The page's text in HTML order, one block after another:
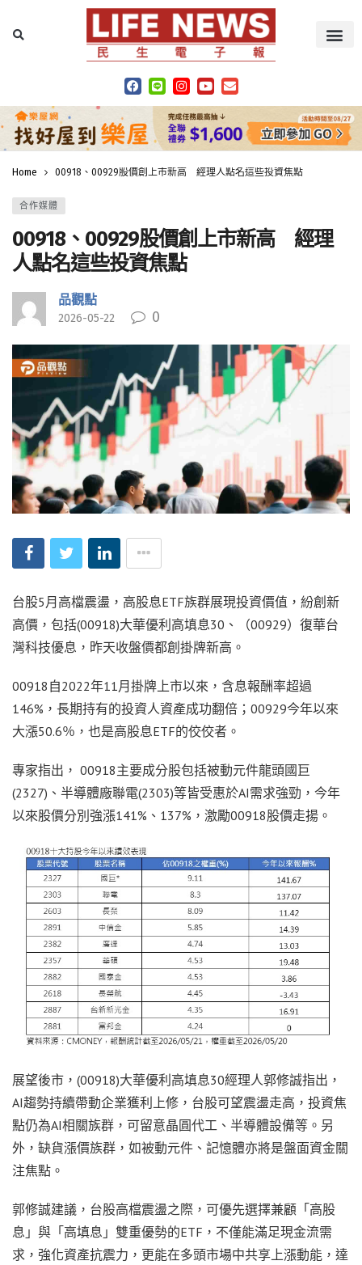
Home 00918、00929股價創上市新高 經理人點名這些投資焦點
合作媒體
00918、00929股價創上市新高 經理
人點名這些投資焦點
品觀點
2026-05-22 0
台股5月高檔震盪，高股息ETF族群展現投資價值，紛創新
高價，包括(00918)大華優利高填息30、（00929）復華台
灣科技優息，昨天收盤價都創掛牌新高。
00918自2022年11月掛牌上市以來，含息報酬率超過
146%，長期持有的投資人資產成功翻倍；00929今年以來
大漲50.6％，也是高股息ETF的佼佼者。
專家指出， 00918主要成分股包括被動元件龍頭國巨
(2327)、半導體廠聯電(2303)等皆受惠於AI需求強勁，今年
以來股價分別強漲141%、137%，激勵00918股價走揚。
展望後市，(00918)大華優利高填息30經理人郭修誠指出，
AI趨勢持續帶動企業獲利上修，台股可望震盪走高，投資焦
點仍為AI相關族群，可留意晶圓代工、半導體設備等。另
外，缺貨漲價族群，如被動元件、記憶體亦將是盤面資金關
注焦點。
郭修誠建議，台股高檔震盪之際，可優先選擇兼顧「高股
息」與「高填息」雙重優勢的ETF，不僅能滿足現金流需
求，強化資產抗震力，更能在多頭市場中共享上漲動能，達